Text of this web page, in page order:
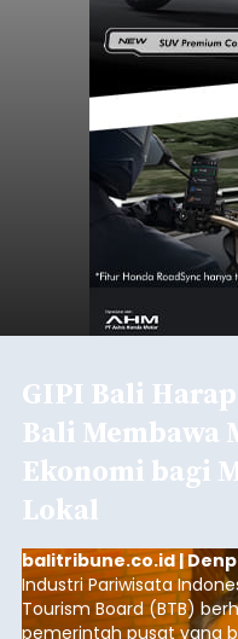
GIPI Bali
Bali Membawa
Ekonomi bagi
Lokal
balitribune.co.id |
Industri Pariwisata
Tourism Board (BTB)
pemerintah pusat yang